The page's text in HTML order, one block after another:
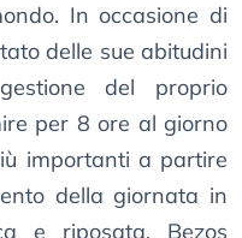
In occasione di
delle sue abitudini
del proprio
per 8 ore al giorno
importanti a partire
della giornata in
e riposata. Bezos